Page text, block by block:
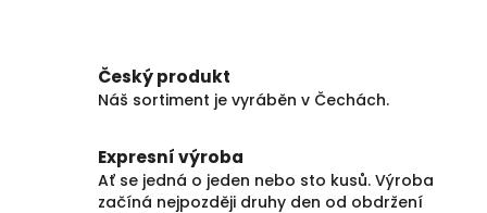
Český produkt
Náš sortiment je vyráběn v Čechách.
Expresní výroba
Ať se jedná o jeden nebo sto kusů. Výroba
začíná nejpozději druhy den od obdržení